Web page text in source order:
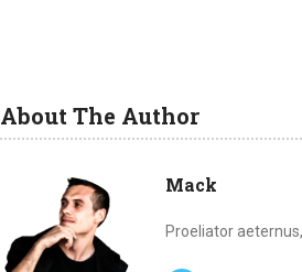
About The Author
Mack
Proeliator